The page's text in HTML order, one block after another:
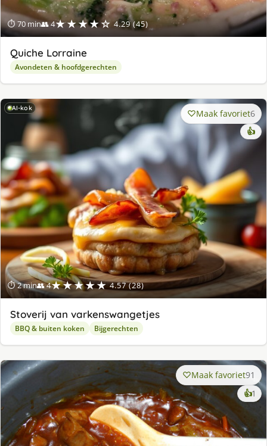
⏱ 70 min👥 4★★★★☆ 4.29 (45)
Quiche Lorraine
Avondeten & hoofdgerechten
AI-kok
⏱ 2 min👥 4★★★★★ 4.57 (28)
Maak favoriet6
👍
Stoverij van varkenswangetjes
BBQ & buiten koken Bijgerechten
Maak favoriet91
👍1